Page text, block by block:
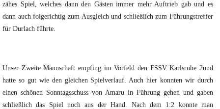
zähes Spiel, welches dann den Gästen immer mehr Auftrieb gab und es
dann auch folgerichtig zum Ausgleich und schließlich zum Führungstreffer
für Durlach führte.
Unser Zweite Mannschaft empfing im Vorfeld den FSSV Karlsruhe 2und
hatte so gut wie den gleichen Spielverlauf. Auch hier konnten wir durch
einen schönen Sonntagsschuss von Amaru in Führung gehen und gaben
schließlich das Spiel noch aus der Hand. Nach dem 1:2 konnte man